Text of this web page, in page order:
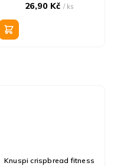
26,90 Kč/ ks
Knuspi crispbread fitness